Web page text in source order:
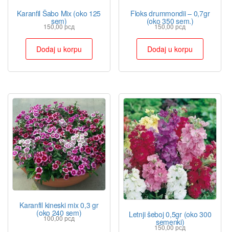
Karanfil Šabo Mix (oko 125
sem)
150,00рсд
Dodaj u korpu
Floks drummondii – 0,7gr
(oko 350 sem.)
150,00рсд
Dodaj u korpu
Karanfil kineski mix 0,3 gr
(oko 240 sem)
100,00рсд Letnji šeboj 0,5gr (oko 300
semenki)
150,00рсд